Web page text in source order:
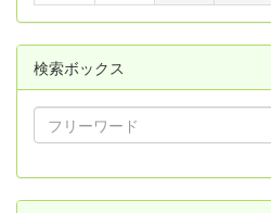
検索ボックス